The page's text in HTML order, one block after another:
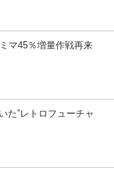
マ45％増量作戦再来
た”レトロフューチャ